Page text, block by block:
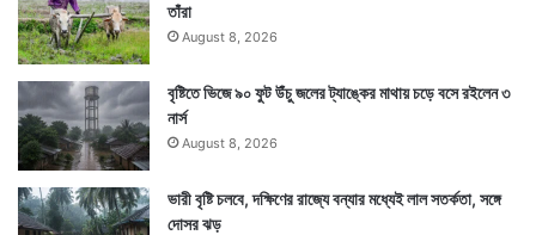
তাঁরা
August 8, 2026
বৃষ্টিতে ভিজে ৯০ ফুট উঁচু জলের ট্যাঙ্কের মাথায় চড়ে বসে রইলেন ৩
নার্স
August 8, 2026
ভারী বৃষ্টি চলবে, দক্ষিণের রাজ্যে বন্যার মধ্যেই লাল সতর্কতা, সঙ্গে
দোসর ঝড়